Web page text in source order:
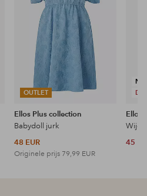
OUTLET
Ellos Plus collection
Babydoll jurk
48 EUR
Originele prijs 79,99 EUR
Ellos
45